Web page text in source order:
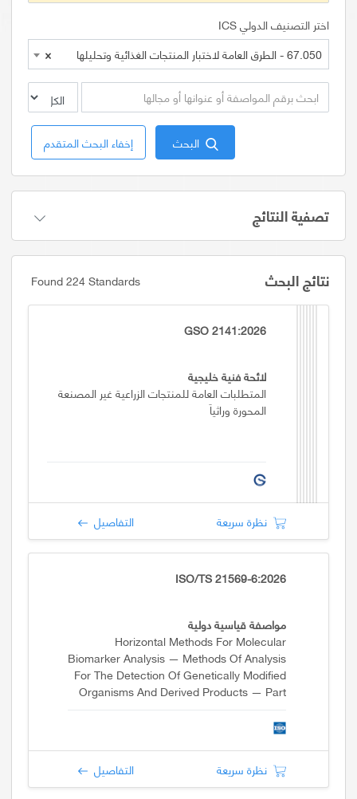
اختر التصنيف الدولي ICS
×
67.050 - الطرق العامة لاختبار المنتجات الغذائية وتحليلها
البحث إخفاء البحث المتقدم
تصفية النتائج
نتائج البحث Found 224 Standards
GSO 2141:2026
لائحة فنية خليجية
المتطلبات العامة للمنتجات الزراعية غير المصنعة
المحورة وراثياَ
نظرة سريعة التفاصيل
ISO/TS 21569-6:2026
مواصفة قياسية دولية
Horizontal Methods For Molecular
Biomarker Analysis — Methods Of Analysis
For The Detection Of Genetically Modified
Organisms And Derived Products — Part
Methods For The Detection Of Cry1Ab/Ac
And Pubi-Cry DNA Sequences
نظرة سريعة
التفاصيل